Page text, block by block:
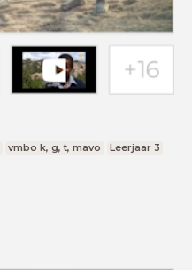
vmbo k, g, t, mavo Leerjaar 3